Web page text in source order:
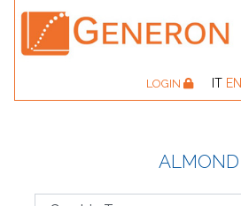
LOGIN IT EN
ALMOND